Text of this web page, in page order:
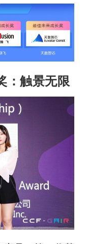
：触景无限